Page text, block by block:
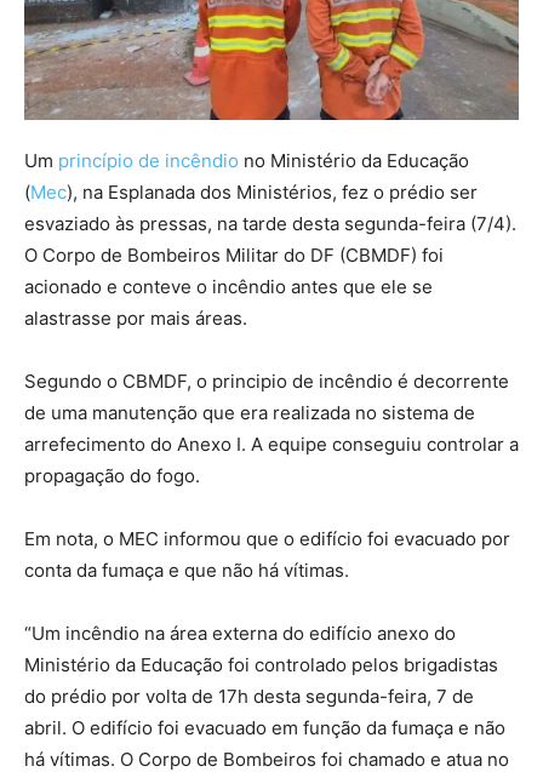
Um princípio de incêndio no Ministério da Educação
(Mec), na Esplanada dos Ministérios, fez o prédio ser
esvaziado às pressas, na tarde desta segunda-feira (7/4).
O Corpo de Bombeiros Militar do DF (CBMDF) foi
acionado e conteve o incêndio antes que ele se
alastrasse por mais áreas.
Segundo o CBMDF, o principio de incêndio é decorrente
de uma manutenção que era realizada no sistema de
arrefecimento do Anexo I. A equipe conseguiu controlar a
propagação do fogo.
Em nota, o MEC informou que o edifício foi evacuado por
conta da fumaça e que não há vítimas.
“Um incêndio na área externa do edifício anexo do
Ministério da Educação foi controlado pelos brigadistas
do prédio por volta de 17h desta segunda-feira, 7 de
abril. O edifício foi evacuado em função da fumaça e não
há vítimas. O Corpo de Bombeiros foi chamado e atua no